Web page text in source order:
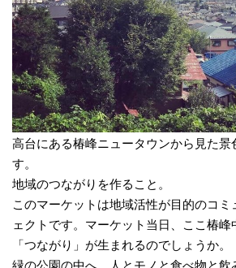
高台にある椿峰ニュータウンから見た景
す。
地域のつながりを作ること。
このマーケットは地域活性が目的のコ
ェクトです。マーケット当日、ここ椿
「つながり」が生まれるのでしょうか。
緑の公園の中へ、人とモノと食べ物と飲